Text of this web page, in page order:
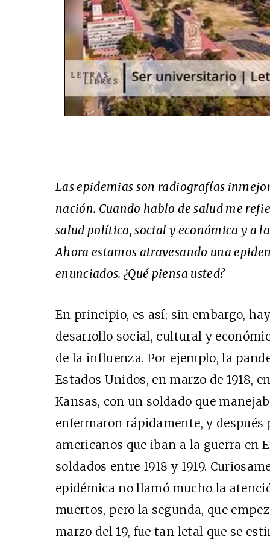
Las epidemias son radiografías
nación. Cuando hablo de salud me
salud política, social y económica y a
Ahora estamos atravesando una
enunciados. ¿Qué piensa usted?
En principio, es así; sin embargo,
desarrollo social, cultural y
de la influenza. Por ejemplo, la
Estados Unidos, en marzo de 1918,
Kansas, con un soldado que
enfermaron rápidamente, y después
americanos que iban a la guerra en
soldados entre 1918 y 1919.
epidémica no llamó mucho la
muertos, pero la segunda, que
marzo del 19, fue tan letal que se